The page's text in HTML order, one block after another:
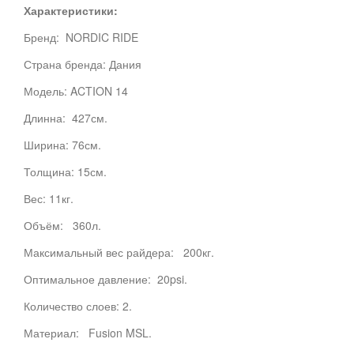
Характеристики:
Бренд: NORDIC RIDE
Страна бренда: Дания
Модель: ACTION 14
Длинна: 427см.
Ширина: 76см.
Толщина: 15см.
Вес: 11кг.
Объём: 360л.
Максимальный вес райдера: 200кг.
Оптимальное давление: 20psi.
Количество слоев: 2.
Материал: Fusion MSL.